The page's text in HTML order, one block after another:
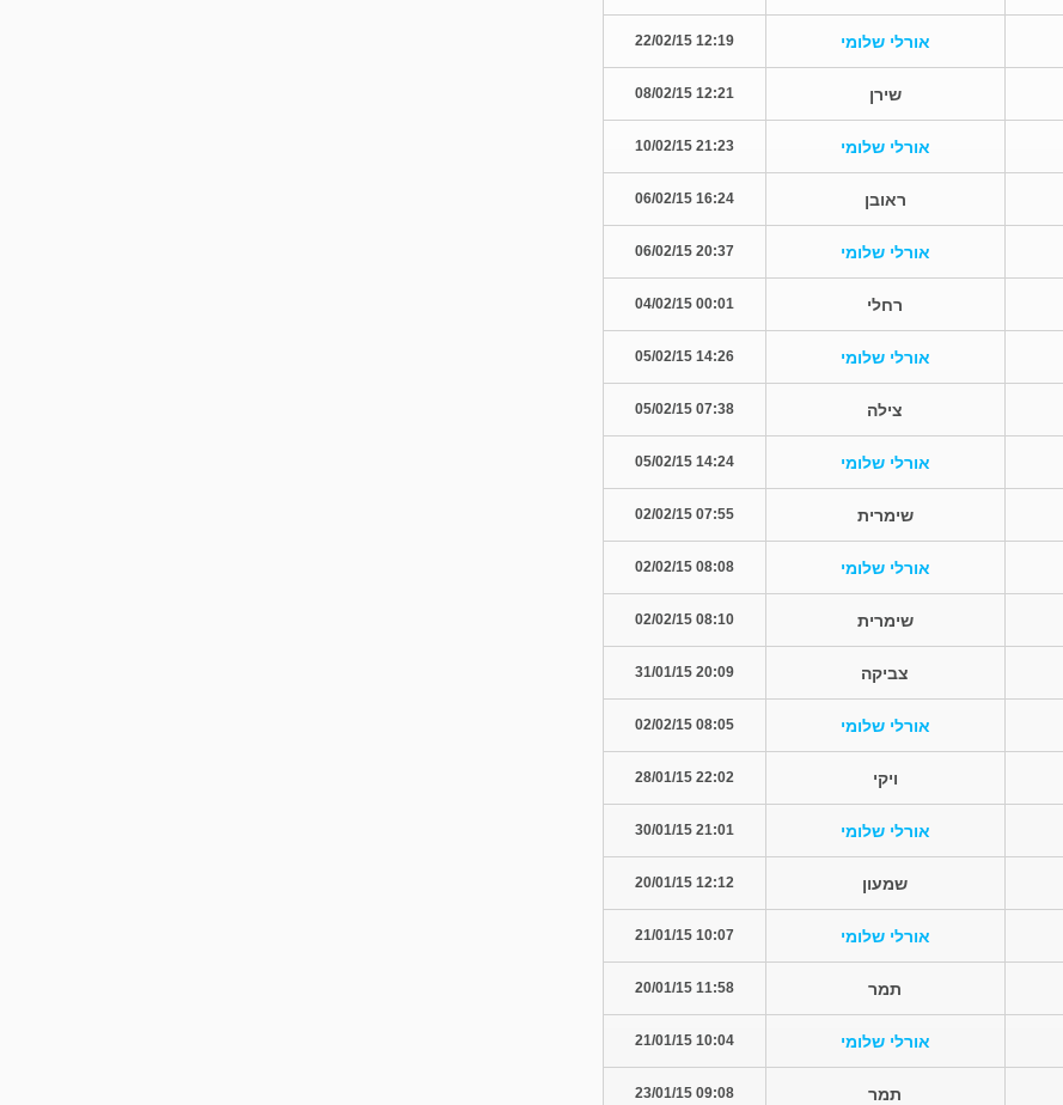
אורלי שלומי 12:19 22/02/15
שירן 12:21 08/02/15
אורלי שלומי 21:23 10/02/15
ראובן 16:24 06/02/15
אורלי שלומי 20:37 06/02/15
רחלי 00:01 04/02/15
אורלי שלומי 14:26 05/02/15
צילה 07:38 05/02/15
אורלי שלומי 14:24 05/02/15
שימרית 07:55 02/02/15
אורלי שלומי 08:08 02/02/15
שימרית 08:10 02/02/15
צביקה 20:09 31/01/15
אורלי שלומי 08:05 02/02/15
ויקי 22:02 28/01/15
אורלי שלומי 21:01 30/01/15
שמעון 12:12 20/01/15
אורלי שלומי 10:07 21/01/15
תמר 11:58 20/01/15
אורלי שלומי 10:04 21/01/15
תמר 09:08 23/01/15